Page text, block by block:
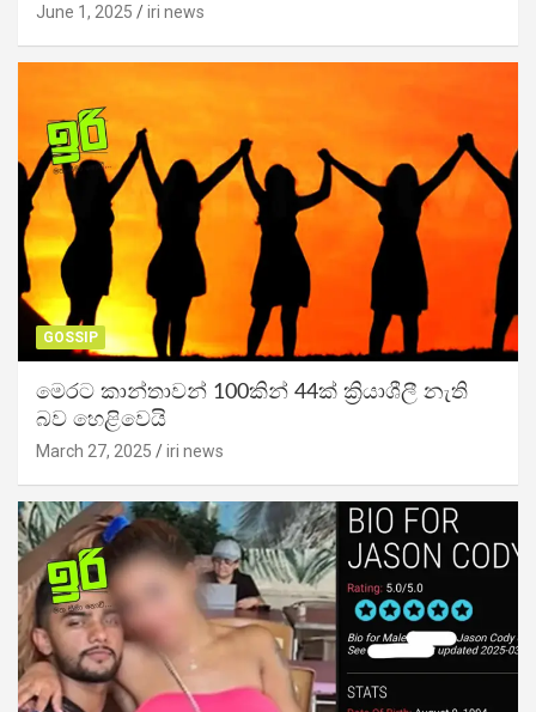
June 1, 2025 iri news
GOSSIP
මෙරට කාන්තාවන් 100කින් 44ක් ක්‍රියාශීලී නැති
බව හෙළිවෙයි
March 27, 2025 iri news